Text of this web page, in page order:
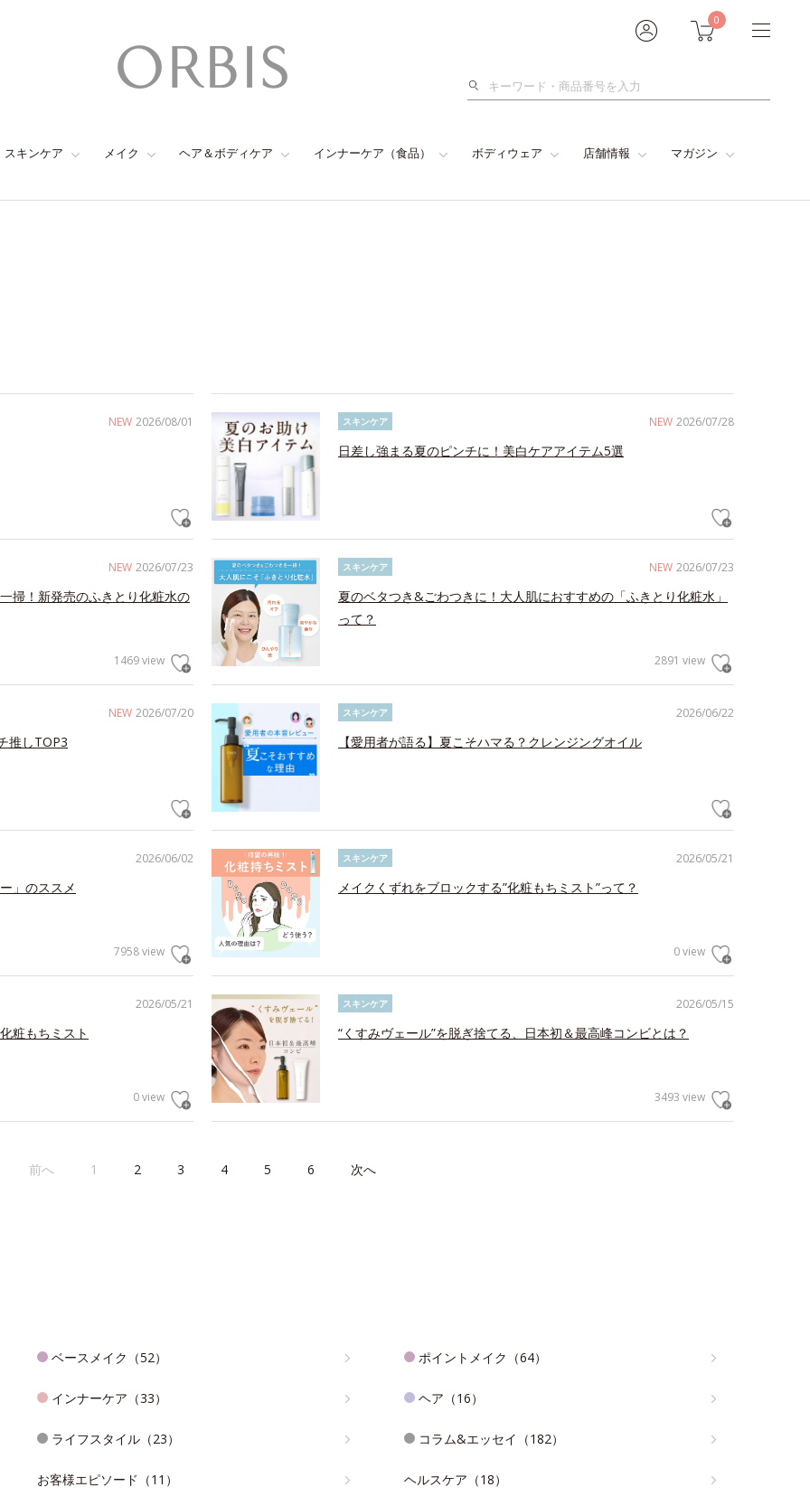
0
検
スキンケア メイク ヘア＆ボディケア インナーケア（食品） ボディウェア 店舗情報 マガジン
NEW 2026/08/01 NEW 2026/07/28
スキンケア
日差し強まる夏のピンチに！美白ケアアイテム5選
NEW 2026/07/23
掃！新発売のふきとり化粧水の
1469 view
NEW 2026/07/23
スキンケア
夏のベタつき&ごわつきに！大人肌におすすめの「ふきとり化粧水」
って？
2891 view
NEW 2026/07/20
推しTOP3
2026/06/22
スキンケア
【愛用者が語る】夏こそハマる？クレンジングオイル
2026/06/02
」のススメ
7958 view
2026/05/21
スキンケア
メイクくずれをブロックする”化粧もちミスト”って？
0 view
2026/05/21
粧もちミスト
0 view
2026/05/15
スキンケア
“くすみヴェール”を脱ぎ捨てる、日本初＆最高峰コンビとは？
3493 view
前へ 1 2 3 4 5 6 次へ
ベースメイク（52） ポイントメイク（64）
インナーケア（33） ヘア（16）
ライフスタイル（23） コラム&エッセイ（182）
お客様エピソード（11） ヘルスケア（18）